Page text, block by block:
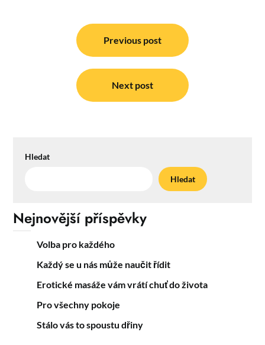
Previous post
Next post
Hledat
Hledat
Nejnovější příspěvky
Volba pro každého
Každý se u nás může naučit řídit
Erotické masáže vám vrátí chuť do života
Pro všechny pokoje
Stálo vás to spoustu dřiny